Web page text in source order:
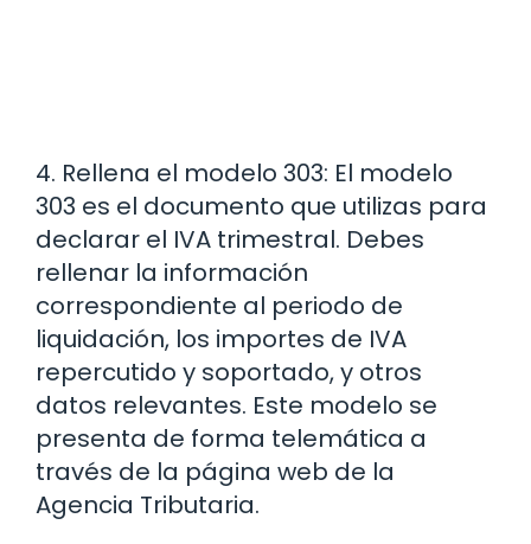
4. Rellena el modelo 303: El modelo
303 es el documento que utilizas para
declarar el IVA trimestral. Debes
rellenar la información
correspondiente al periodo de
liquidación, los importes de IVA
repercutido y soportado, y otros
datos relevantes. Este modelo se
presenta de forma telemática a
través de la página web de la
Agencia Tributaria.